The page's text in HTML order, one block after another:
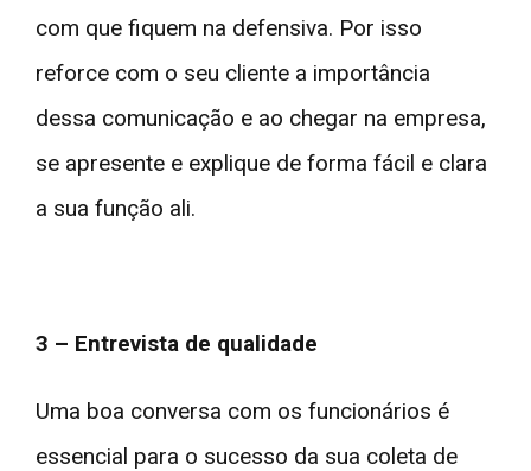
com que fiquem na defensiva. Por isso
reforce com o seu cliente a importância
dessa comunicação e ao chegar na empresa,
se apresente e explique de forma fácil e clara
a sua função ali.
3 – Entrevista de qualidade
Uma boa conversa com os funcionários é
essencial para o sucesso da sua coleta de